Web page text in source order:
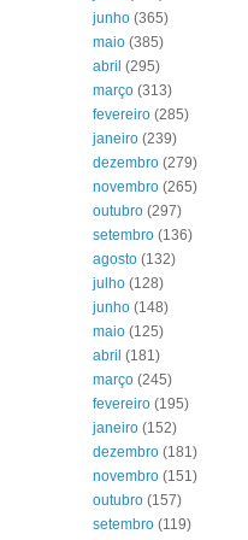
junho (365)
maio (385)
abril (295)
março (313)
fevereiro (285)
janeiro (239)
dezembro (279)
novembro (265)
outubro (297)
setembro (136)
agosto (132)
julho (128)
junho (148)
maio (125)
abril (181)
março (245)
fevereiro (195)
janeiro (152)
dezembro (181)
novembro (151)
outubro (157)
setembro (119)